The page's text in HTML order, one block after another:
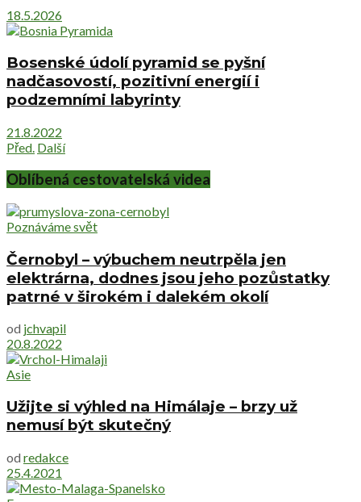
18.5.2026
Bosenské údolí pyramid se pyšní
nadčasovostí, pozitivní energií i
podzemními labyrinty
21.8.2022
Před. Další
Oblíbená cestovatelská videa
Poznáváme svět
Černobyl – výbuchem neutrpěla jen
elektrárna, dodnes jsou jeho pozůstatky
patrné v širokém i dalekém okolí
od jchvapil
20.8.2022
Asie
Užijte si výhled na Himálaje – brzy už
nemusí být skutečný
od redakce
25.4.2021